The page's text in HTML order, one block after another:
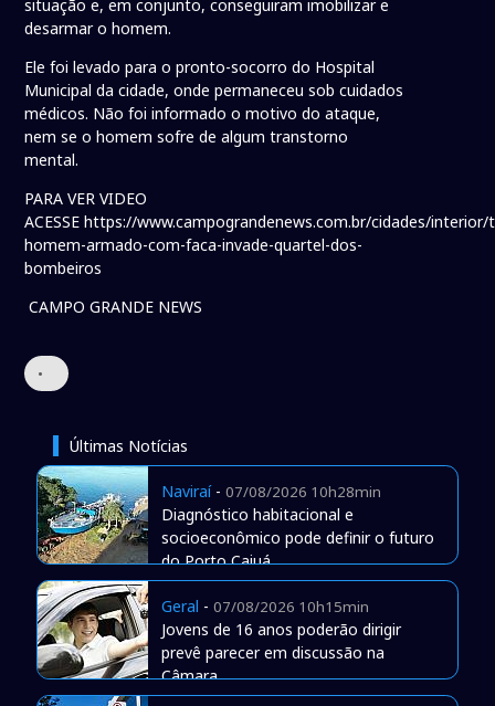
situação e, em conjunto, conseguiram imobilizar e
desarmar o homem.
Ele foi levado para o pronto-socorro do Hospital
Municipal da cidade, onde permaneceu sob cuidados
médicos. Não foi informado o motivo do ataque,
nem se o homem sofre de algum transtorno
mental.
PARA VER VIDEO
ACESSE https://www.campograndenews.com.br/cidades/
homem-armado-com-faca-invade-quartel-dos-
bombeiros
CAMPO GRANDE NEWS
•
Últimas Notícias
Naviraí- 07/08/2026 10h28min
Diagnóstico habitacional e
socioeconômico pode definir o futuro
do Porto Caiuá
Geral - 07/08/2026 10h15min
Jovens de 16 anos poderão dirigir
prevê parecer em discussão na
Câmara